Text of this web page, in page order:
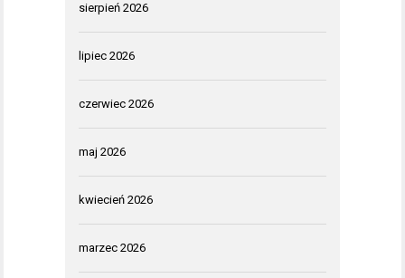
sierpień 2026
lipiec 2026
czerwiec 2026
maj 2026
kwiecień 2026
marzec 2026